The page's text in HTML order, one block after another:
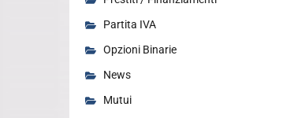
Partita IVA
Opzioni Binarie
News
Mutui